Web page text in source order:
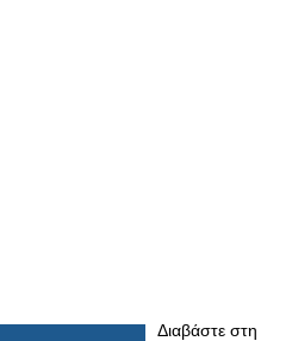
Διαβάστε στη